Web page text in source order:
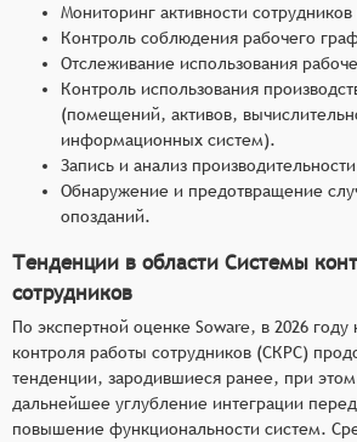
Мониторинг активности
Контроль соблюдения рабочего
Отслеживание использования
Контроль использования
(помещений, активов,
информационных систем).
Запись и анализ
Обнаружение и предотвращение
опозданий.
Тенденции в области Системы
сотрудников
По экспертной оценке Soware, в 2026
контроля работы сотрудников (СКРС)
тенденции, зародившиеся ранее, при
дальнейшее углубление интеграции
повышение функциональности систем.